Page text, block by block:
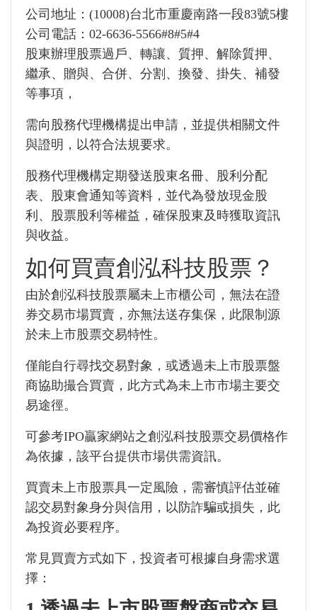
公司地址：(10008)台北市重慶南路一段83號5樓
公司電話：02-6636-5566#8#5#4
股東辦理股票過戶、轉讓、質押、解除質押、
繼承、贈與、合併、分割、換發、掛失、補發
等事項，
需向股務代理機構提出申請，並提供相關文件
與證明，以符合法規要求。
股務代理機構定期發送股東名冊、股利分配
表、股東會通知等資料， 並代為發放現金股
利、股票股利等權益，確保股東及時獲取資訊
與收益。
如何買賣創泓科技股票？
由於創泓科技股票屬未上市櫃公司，無法在證
券交易市場買賣，亦無法送存集保，此限制源
於未上市股票交易特性。
僅能自行尋找交易對象，或透過未上市股票盤
商協助撮合買賣，此方式為未上市市場主要交
易途徑。
可參考IPO贏家網站之創泓科技股票交易價格作
為依據，該平台提供市場供需資訊。
買賣未上市股票具一定風險，需審慎評估並確
認交易對象身分與信用，以防詐騙或損失，此
為投資必要程序。
常見買賣方式如下，投資者可根據自身需求選
擇：